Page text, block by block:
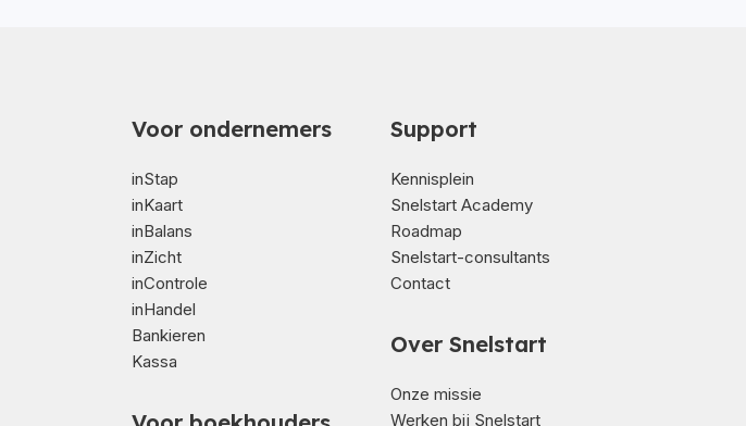
Voor ondernemers
inStap
inKaart
inBalans
inZicht
inControle
inHandel
Bankieren
Kassa
Support
Kennisplein
Snelstart Academy
Roadmap
Snelstart-consultants
Contact
Over Snelstart
Onze missie
Werken bij Snelstart